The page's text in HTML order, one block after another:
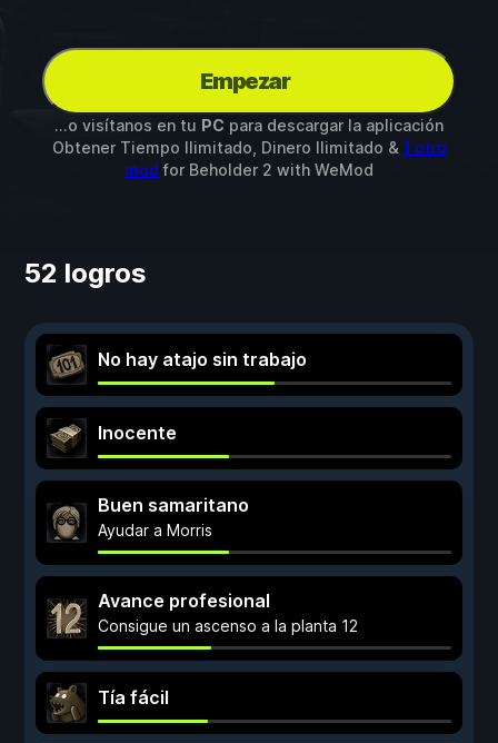
Empezar
...o visítanos en tu PC para descargar la aplicación
Obtener Tiempo Ilimitado, Dinero Ilimitado & 1 otro
mod for Beholder 2 with WeMod
52 logros
No hay atajo sin trabajo
Inocente
Buen samaritano
Ayudar a Morris
Avance profesional
Consigue un ascenso a la planta 12
Tía fácil